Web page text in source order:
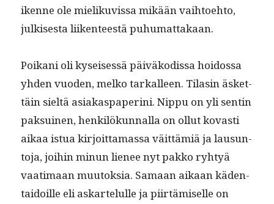
ikenne ole mieliku­vis­sa mikään vai­h­toe­hto,
julkises­ta liiken­teestä puhumattakaan.
Poikani oli kyseisessä päiväkodis­sa hoi­dos­sa
yhden vuo­den, melko tarkalleen. Tilasin äsket­
täin sieltä asi­akas­pa­peri­ni. Nip­pu on yli sentin
pak­suinen, henkilökun­nal­la on ollut kovasti
aikaa istua kir­joit­ta­mas­sa väit­tämiä ja lausun­
to­ja, joi­hin min­un lie­nee nyt pakko ryhtyä
vaa­ti­maan muu­tok­sia. Samaan aikaan käden­
taidoille eli askartelulle ja piirtämiselle on